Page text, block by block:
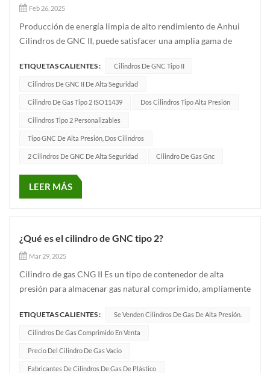
Feb 26, 2025
Producción de energía limpia de alto rendimiento de Anhui
Cilindros de GNC II, puede satisfacer una amplia gama de
producción y venta de cilindros de gas, Anhui Clean Energy
Cilindros de gas CNG II No solo cumplen con los estándares
ejecutivos...
ETIQUETAS CALIENTES : Cilindros De GNC Tipo II
Cilindros De GNC II De Alta Seguridad
Cilindro De Gas Tipo 2 ISO11439 Dos Cilindros Tipo Alta Presión
Cilindros Tipo 2 Personalizables
Tipo GNC De Alta Presión, Dos Cilindros
2 Cilindros De GNC De Alta Seguridad Cilindro De Gas Gnc
LEER MÁS
¿Qué es el cilindro de GNC tipo 2?
Mar 29, 2025
Cilindro de gas CNG II Es un tipo de contenedor de alta
presión para almacenar gas natural comprimido, ampliamente
carga y otros medios de transporte. A diferencia del cilindro
de gas tipo 1 tradicional, el cilindro de gas tipo 2 adopt...
ETIQUETAS CALIENTES : Se Venden Cilindros De Gas De Alta Presión.
Cilindros De Gas Comprimido En Venta
Precio Del Cilindro De Gas Vacio
Fabricantes De Cilindros De Gas De Plástico